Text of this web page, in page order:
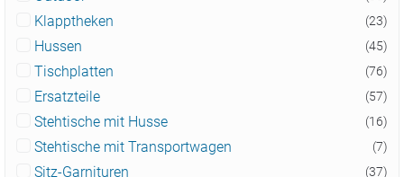
Klapptheken (23)
Hussen (45)
Tischplatten (76)
Ersatzteile (57)
Stehtische mit Husse (16)
Stehtische mit Transportwagen (7)
Sitz-Garnituren (37)